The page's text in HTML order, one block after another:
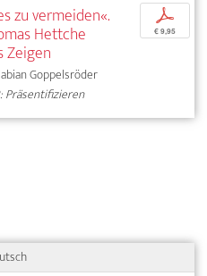
zu vermeiden«.
Hettche
Zeigen
Goppelsröder
Präsentifizieren
p
€ 9,95